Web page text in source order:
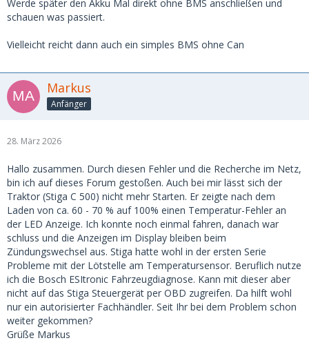
Werde später den Akku Mal direkt ohne BMS anschließen und
schauen was passiert.
Vielleicht reicht dann auch ein simples BMS ohne Can
Markus
Anfänger
28. März 2026
Hallo zusammen. Durch diesen Fehler und die Recherche im Netz,
bin ich auf dieses Forum gestoßen. Auch bei mir lässt sich der
Traktor (Stiga C 500) nicht mehr Starten. Er zeigte nach dem
Laden von ca. 60 - 70 % auf 100% einen Temperatur-Fehler an
der LED Anzeige. Ich konnte noch einmal fahren, danach war
schluss und die Anzeigen im Display bleiben beim
Zündungswechsel aus. Stiga hatte wohl in der ersten Serie
Probleme mit der Lötstelle am Temperatursensor. Beruflich nutze
ich die Bosch ESItronic Fahrzeugdiagnose. Kann mit dieser aber
nicht auf das Stiga Steuergerät per OBD zugreifen. Da hilft wohl
nur ein autorisierter Fachhändler. Seit Ihr bei dem Problem schon
weiter gekommen?
Grüße Markus